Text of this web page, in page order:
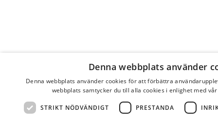
Denna webbplats använder
Denna webbplats använder cookies för att förbättra
webbplats samtycker du till alla cookies i enlighet med
STRIKT NÖDVÄNDIGT PRESTANDA